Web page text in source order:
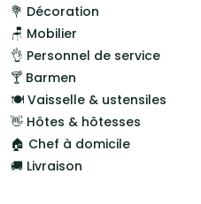
💐 Décoration
🪑 Mobilier
👌 Personnel de service
🍸 Barmen
🍽️ Vaisselle & ustensiles
👋 Hôtes & hôtesses
🏠 Chef à domicile
🚚 Livraison